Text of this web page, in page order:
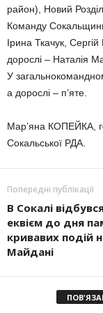
район), Новий
Команду
Ірина Ткачук,
дорослі – Наталія
У
а дорослі – п’яте.
Мар’яна КОПЕЙКА,
Сокальської РДА.
Попередні публікації
В Сокалі
еквієм до дня
кривавих подій
Майдані